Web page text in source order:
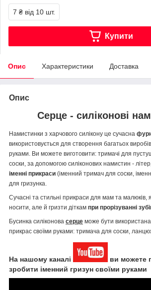
7 ₴ від 10 шт.
Купити
Опис Характеристики Доставка
Опис
Серце - силіконові
Намистинки з харчового силікону це сучасна
використовується для створення багатьох
руками. Ви можете виготовити: тримачі для
соски, за допомогою силіконових намистин -
іменні прикраси (іменний тримач для соски,
для гризунка.
Сучасні та стильні прикраси для мам та малюків,
носити, але й гризти діткам при прорізуванні
Бусинка силіконова серце може бути
прикрас своїми руками: тримача для соски,
На нашому каналі
ви можете
зробити іменний гризун своїми руками